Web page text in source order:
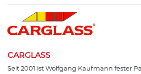
CARGLASS
Seit 2001 ist Wolfgang Kaufmann fester